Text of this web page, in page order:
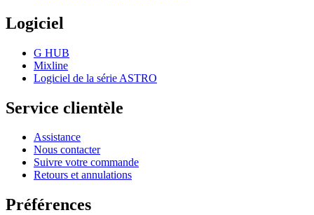
Logiciel
G HUB
Mixline
Logiciel de la série ASTRO
Service clientèle
Assistance
Nous contacter
Suivre votre commande
Retours et annulations
Préférences